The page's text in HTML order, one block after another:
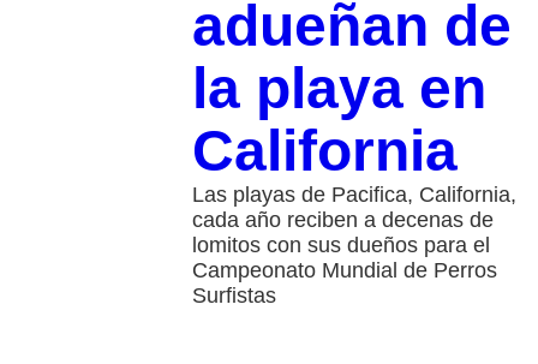
adueñan de
la playa en
California
Las playas de Pacifica, California,
cada año reciben a decenas de
lomitos con sus dueños para el
Campeonato Mundial de Perros
Surfistas